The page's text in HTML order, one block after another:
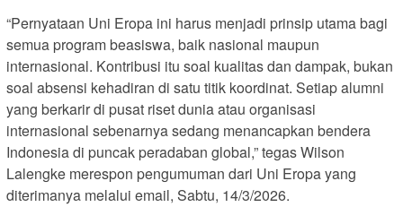
“Pernyataan Uni Eropa ini harus menjadi prinsip utama bagi
semua program beasiswa, baik nasional maupun
internasional. Kontribusi itu soal kualitas dan dampak, bukan
soal absensi kehadiran di satu titik koordinat. Setiap alumni
yang berkarir di pusat riset dunia atau organisasi
internasional sebenarnya sedang menancapkan bendera
Indonesia di puncak peradaban global,” tegas Wilson
Lalengke merespon pengumuman dari Uni Eropa yang
diterimanya melalui email, Sabtu, 14/3/2026.